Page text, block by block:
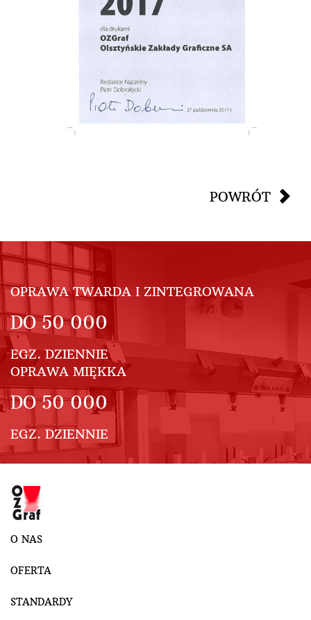
POWRÓT
OPRAWA TWARDA I ZINTEGROWANA
DO50 000
EGZ. DZIENNIE
OPRAWA MIĘKKA
DO50 000
EGZ. DZIENNIE
O NAS
OFERTA
STANDARDY